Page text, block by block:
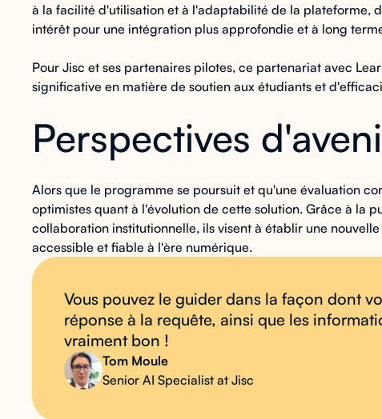
à la facilité d'utilisation et à l'adaptabilité de la plateforme,
intérêt pour une intégration plus approfondie et à long
Pour Jisc et ses partenaires pilotes, ce partenariat avec
significative en matière de soutien aux étudiants et
Perspectives
Alors que le programme se poursuit et qu'une évaluation
optimistes quant à l'évolution de cette solution. Grâce à la
collaboration institutionnelle, ils visent à établir une
accessible et fiable à l'ère numérique.
Vous pouvez le guider dans la façon dont
réponse à la requête, ainsi que les
vraiment bon !
Tom Moule
Senior AI Specialist at Jisc